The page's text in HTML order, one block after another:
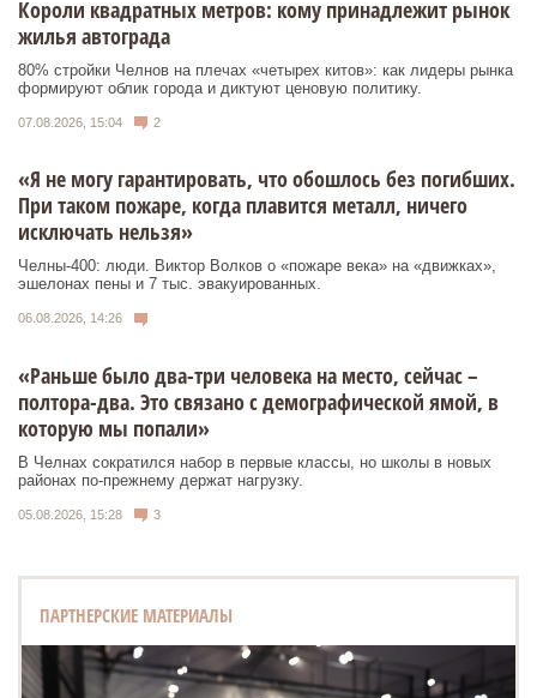
Короли квадратных метров: кому принадлежит рынок
жилья автограда
80% стройки Челнов на плечах «четырех китов»: как лидеры рынка
формируют облик города и диктуют ценовую политику.
07.08.2026, 15:04 2
«Я не могу гарантировать, что обошлось без погибших.
При таком пожаре, когда плавится металл, ничего
исключать нельзя»
Челны-400: люди. Виктор Волков о «пожаре века» на «движках»,
эшелонах пены и 7 тыс. эвакуированных.
06.08.2026, 14:26
«Раньше было два-три человека на место, сейчас –
полтора-два. Это связано с демографической ямой, в
которую мы попали»
В Челнах сократился набор в первые классы, но школы в новых
районах по-прежнему держат нагрузку.
05.08.2026, 15:28 3
ПАРТНЕРСКИЕ МАТЕРИАЛЫ